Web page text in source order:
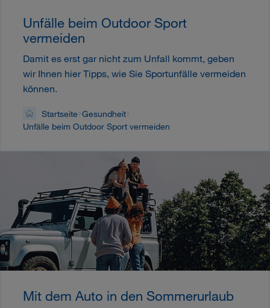
Unfälle beim Outdoor Sport
vermeiden
Damit es erst gar nicht zum Unfall kommt, geben
wir Ihnen hier Tipps, wie Sie Sportunfälle vermeiden
können.
Startseite Gesundheit
Unfälle beim Outdoor Sport vermeiden
Mit dem Auto in den Sommerurlaub